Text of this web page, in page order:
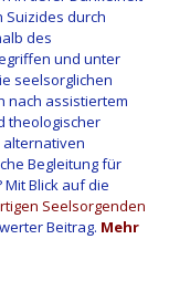
Suizides durch
des
und unter
seelsorglichen
nach assistiertem
theologischer
alternativen
Begleitung für
Blick auf die
Seelsorgenden
Beitrag. Mehr